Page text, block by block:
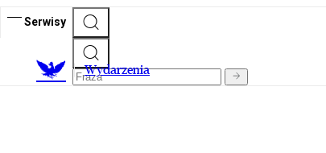
Serwisy
Wydarzenia